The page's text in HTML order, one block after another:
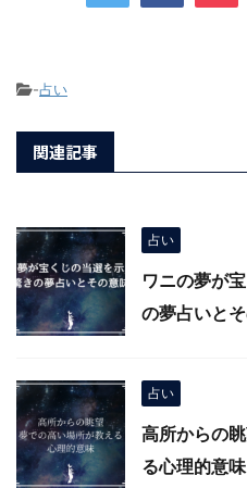
-占い
関連記事
占い
ワニの夢が
の夢占いと
占い
高所からの
る心理的意味